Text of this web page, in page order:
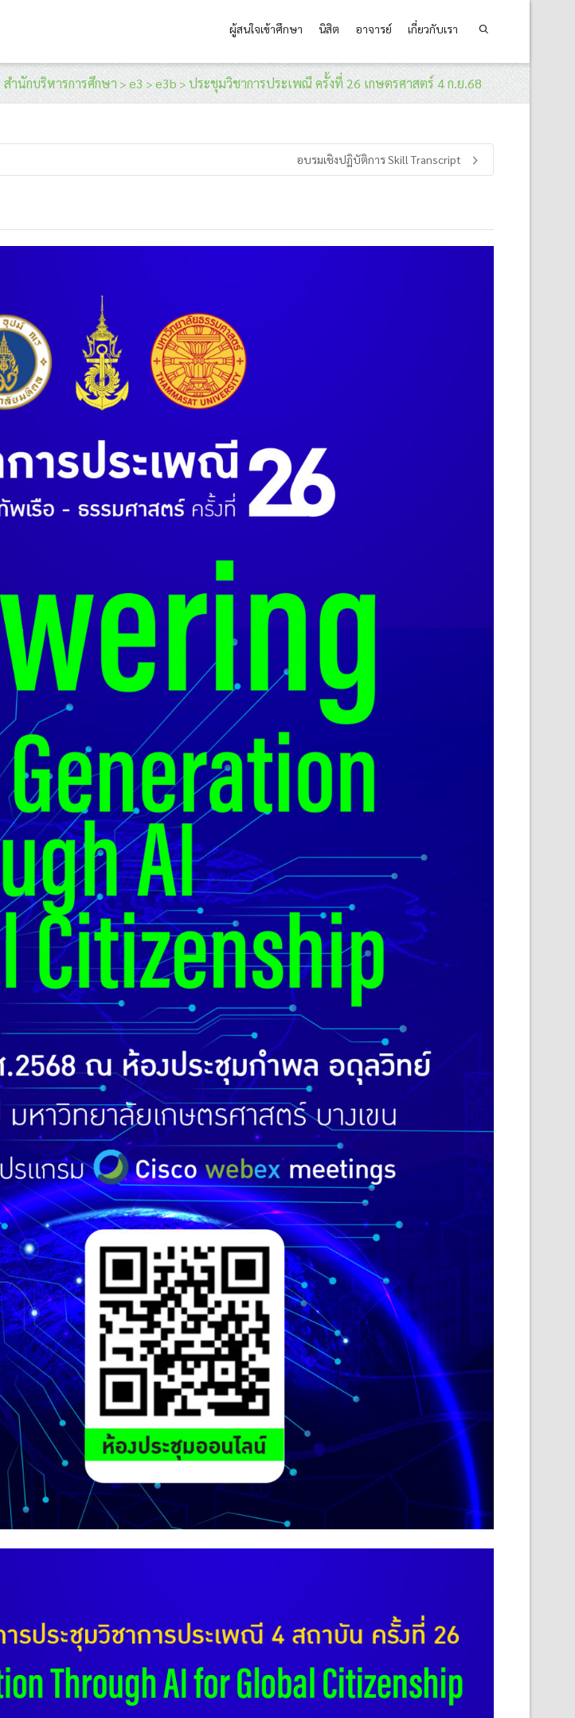
ผู้สนใจเข้าศึกษา นิสิต อาจารย์ เกี่ยวกับเรา
สำนักบริหารการศึกษา > e3 > e3b > ประชุมวิชาการประเพณี ครั้งที่ 26 เกษตรศาสตร์ 4 ก.ย.68
อบรมเชิงปฏิบัติการ Skill Transcript